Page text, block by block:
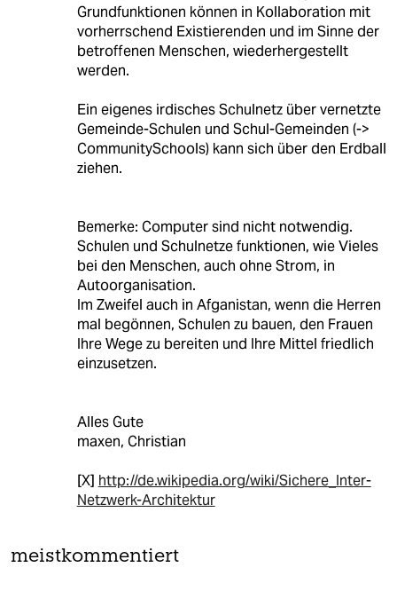
Grundfunktionen können in Kollaboration mit
vorherrschend Existierenden und im Sinne der
betroffenen Menschen, wiederhergestellt
werden.
Ein eigenes irdisches Schulnetz über vernetzte
Gemeinde-Schulen und Schul-Gemeinden (->
CommunitySchools) kann sich über den Erdball
ziehen.
Bemerke: Computer sind nicht notwendig.
Schulen und Schulnetze funktionen, wie Vieles
bei den Menschen, auch ohne Strom, in
Autoorganisation.
Im Zweifel auch in Afganistan, wenn die Herren
mal begönnen, Schulen zu bauen, den Frauen
Ihre Wege zu bereiten und Ihre Mittel friedlich
einzusetzen.
Alles Gute
maxen, Christian
[X] http://de.wikipedia.org/wiki/Sichere_Inter-
Netzwerk-Architektur
meistkommentiert